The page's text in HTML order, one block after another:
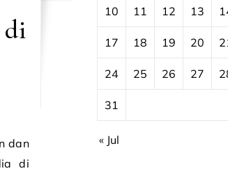
di
di
10 11 12 13
17 18 19 20
24 25 26 27
31
« Jul